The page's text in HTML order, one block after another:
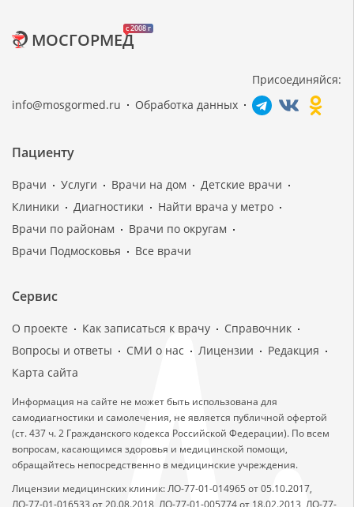
c 2008 г
МОСГОРМЕД
info@mosgormed.ru Обработка данных
Присоединяйся:
Пациенту
Врачи Услуги Врачи на дом
Детские врачи
Клиники
Диагностики
Найти врача у метро
Врачи по районам
Врачи по округам
Врачи Подмосковья
Все врачи
Сервис
О проекте Как записаться к врачу
Справочник
Вопросы и ответы
СМИ о нас Лицензии
Редакция
Карта сайта
Информация на сайте не может быть использована для
самодиагностики и самолечения, не является публичной офертой
(ст. 437 ч. 2 Гражданского кодекса Российской Федерации). По всем
вопросам, касающимся здоровья и медицинской помощи,
обращайтесь непосредственно в медицинские учреждения.
Лицензии медицинских клиник: ЛО-77-01-014965 от 05.10.2017,